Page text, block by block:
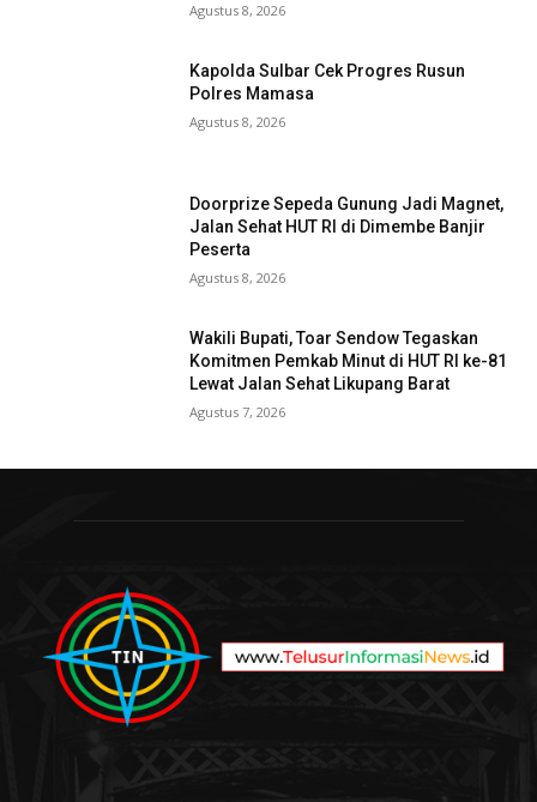
Agustus 8, 2026
Kapolda Sulbar Cek Progres Rusun
Polres Mamasa
Agustus 8, 2026
Doorprize Sepeda Gunung Jadi Magnet,
Jalan Sehat HUT RI di Dimembe Banjir
Peserta
Agustus 8, 2026
Wakili Bupati, Toar Sendow Tegaskan
Komitmen Pemkab Minut di HUT RI ke-81
Lewat Jalan Sehat Likupang Barat
Agustus 7, 2026